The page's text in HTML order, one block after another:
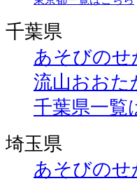
千葉県
あそびのせ
流山おおた
千葉県一覧
埼玉県
あそびのせ